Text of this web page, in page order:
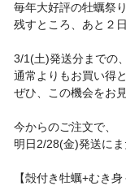
毎年大好評の牡蠣祭
残すところ、あと２
3/1(土)発送分までの
通常よりもお買い得
ぜひ、この機会をお
今からのご注文で、
明日2/28(金)発送に
【殻付き牡蠣+むき